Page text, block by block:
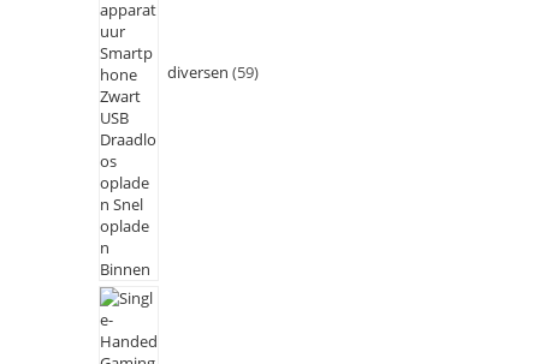
diversen 59